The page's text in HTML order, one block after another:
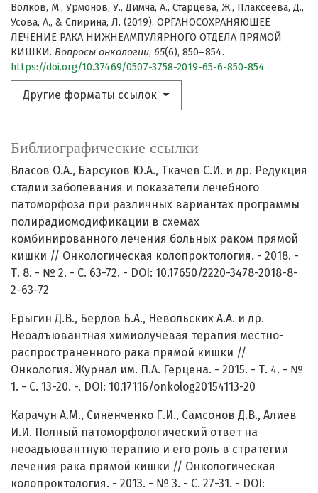
Волков, М., Урмонов, У., Димча, А., Старцева, Ж., Плаксеева, Д.,
Усова, А., & Спирина, Л. (2019). ОРГАНОСОХРАНЯЮЩЕЕ
ЛЕЧЕНИЕ РАКА НИЖНЕАМПУЛЯРНОГО ОТДЕЛА ПРЯМОЙ
КИШКИ. Вопросы онкологии, 65(6), 850–854.
https://doi.org/10.37469/0507-3758-2019-65-6-850-854
Другие форматы ссылок
Библиографические ссылки
Власов O.A., Барсуков Ю.А., Ткачев С.И. и др. Редукция
стадии заболевания и показатели лечебного
патоморфоза при различных вариантах программы
полирадиомодификации в схемах
комбинированного лечения больных раком прямой
кишки // Онкологическая колопроктология. - 2018. -
Т. 8. - № 2. - C. 63-72. - DOI: 10.17650/2220-3478-2018-8-
2-63-72
Ерыгин Д.В., Бердов Б.А., Невольских A.A. и др.
Неоадъювантная химиолучевая терапия местно-
распространенного рака прямой кишки //
Онкология. Журнал им. П.А. Герцена. - 2015. - Т. 4. - №
1. - С. 13-20. -. DOI: 10.17116/onkolog20154113-20
Карачун А.М., Синенченко Г.И., Самсонов Д.В., Алиев
И.И. Полный патоморфологический ответ на
неоадъювантную терапию и его роль в стратегии
лечения рака прямой кишки // Онкологическая
колопроктология. - 2013. - № 3. - С. 27-31. - DOI: